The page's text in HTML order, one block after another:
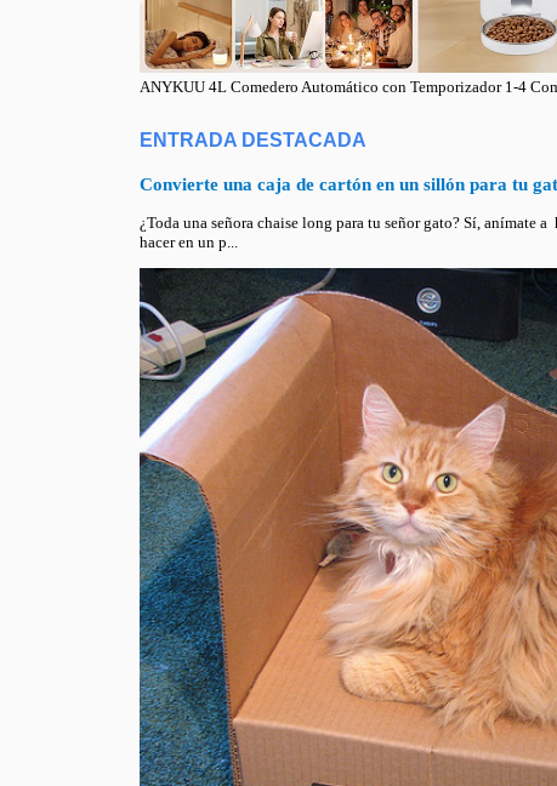
ANYKUU 4L Comedero Automático con Temporizador 1-4
ENTRADA DESTACADA
Convierte una caja de cartón en un sillón para tu
¿Toda una señora chaise long para tu señor gato? Sí, anímate
hacer en un p...